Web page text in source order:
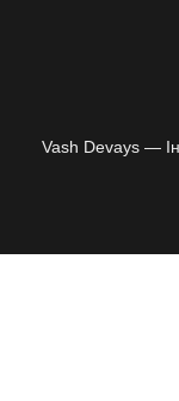
Vash Devays —